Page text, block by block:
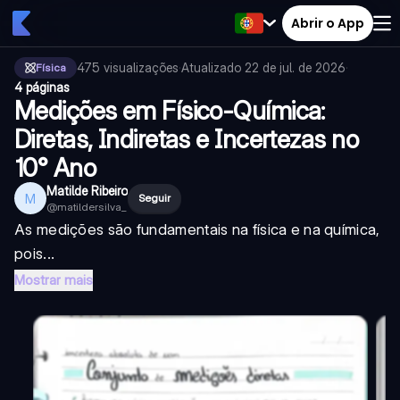
Abrir o App
Física 475 visualizações·Atualizado 22 de jul. de 2026·
4 páginas
Medições em Físico-Química:
Diretas, Indiretas e Incertezas no
10° Ano
M Matilde Ribeiro
@matildersilva_
Seguir
As medições são fundamentais na física e na química,
pois...
Mostrar mais